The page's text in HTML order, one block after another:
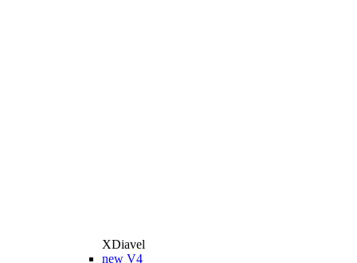
XDiavel
new V4